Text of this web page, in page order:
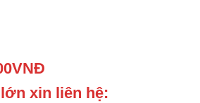
xin liên hệ: